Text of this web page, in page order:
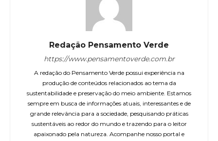
Redação Pensamento Verde
https://www.pensamentoverde.com.br
A redação do Pensamento Verde possui experiência na
produção de conteúdos relacionados ao tema da
sustentabilidade e preservação do meio ambiente. Estamos
sempre em busca de informações atuais, interessantes e de
grande relevância para a sociedade, pesquisando práticas
sustentáveis ao redor do mundo e trazendo para o leitor
apaixonado pela natureza. Acompanhe nosso portal e